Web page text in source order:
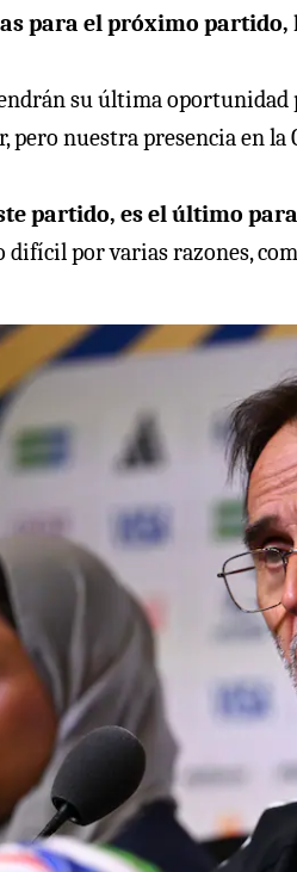
para el próximo
su última oportunidad
nuestra presencia en la
partido, es el último
por varias razones,